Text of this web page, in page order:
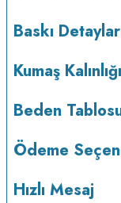
vermez.
Kumaş
Bakım : Kısa
kurutulmaz.Orta
Baskı
Kumaş Kalınlığı
Beden
Ödeme
Hızlı Mesaj